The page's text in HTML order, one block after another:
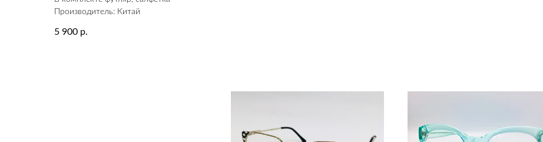
Производитель: Китай
5 900 р.